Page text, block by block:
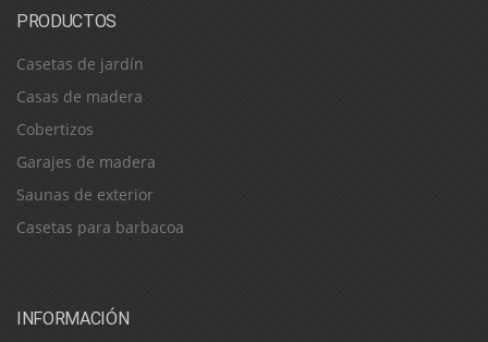
PRODUCTOS
Casetas de jardín
Casas de madera
Cobertizos
Garajes de madera
Saunas de exterior
Casetas para barbacoa
INFORMACIÓN